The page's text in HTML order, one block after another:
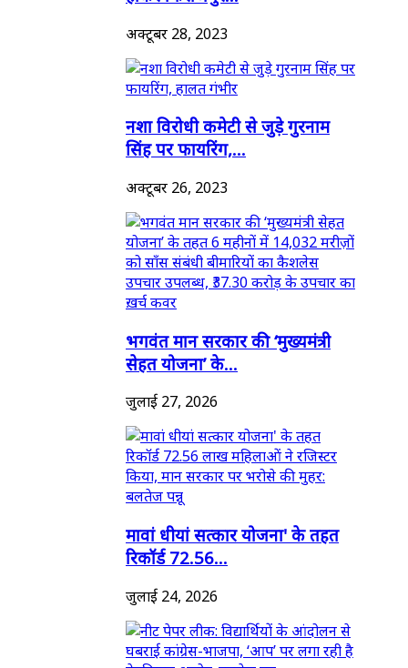
अक्टूबर 28, 2023
नशा विरोधी कमेटी से जुड़े गुरनाम
सिंह पर फायरिंग,...
अक्टूबर 26, 2023
भगवंत मान सरकार की ‘मुख्यमंत्री
सेहत योजना’ के...
जुलाई 27, 2026
मावां धीयां सत्कार योजना' के तहत
रिकॉर्ड 72.56...
जुलाई 24, 2026